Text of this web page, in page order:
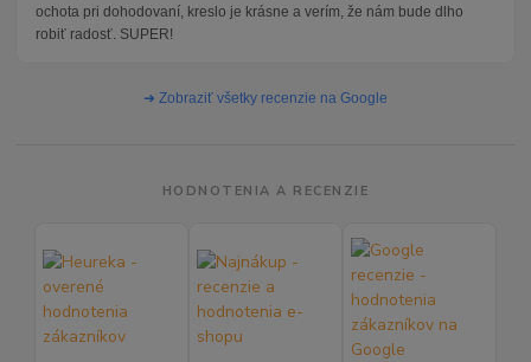
ochota pri dohodovaní, kreslo je krásne a verím, že nám bude dlho
robiť radosť. SUPER!
➜ Zobraziť všetky recenzie na Google
HODNOTENIA A RECENZIE